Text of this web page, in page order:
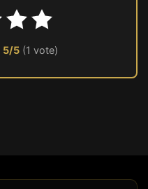
5/5 (1 vote)